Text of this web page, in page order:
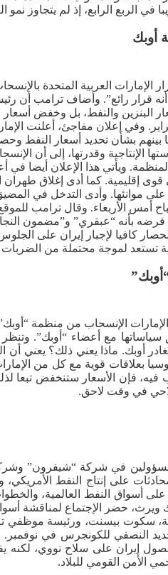
أوبك
الإمارات العربية
البيت الأبيض بعد لقائه رواد فضاء مهمة أرتميس
البنزين والنفط، بل وخفض
منذ أن شنت الولايات المتحدة وإسرائيل الحرب على
بينهم بشأن تحديد أسعار النفط
الإنتاجية وقدرتها، إلى أن
ويأتي هذا الإعلان
إقليمية. كما أدى إغلاق
موانئها. وأدى التدخل في
الأربعاء. وقال ترامب
كافيا لإجبار إيران على
تستعد لموجة محتملة من
الإنسحاب من منظمة
مع أعضاء “أوبك”.
أوبك. ماذا يعني ذلك؟ يعني
بعلاقات قوية مع كل من
فيه، فإن الأسعار ستنخفض
في وقت لاحق.
المسؤولين في شركة
على إنتاج النفط
النفط العالمية،
حضر الإجتماع لمناقشة أسواق
سكوت بيسنت، ورئيسة
النصفي للكونجرس في
إيران على سلاح نووي، لكنه
الأمن القومي للبلاد.